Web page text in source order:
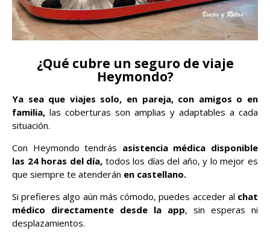
¿Qué cubre un seguro de viaje
Heymondo?
Ya sea que viajes solo, en pareja, con amigos o en
familia, las coberturas son amplias y adaptables a cada
situación.
Con Heymondo tendrás asistencia médica disponible
las 24 horas del día, todos los días del año, y lo mejor es
que siempre te atenderán en castellano.
Si prefieres algo aún más cómodo, puedes acceder al chat
médico directamente desde la app, sin esperas ni
desplazamientos.